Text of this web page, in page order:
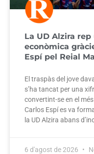
La UD Alzira
econòmica
Espí pel Reial
El traspàs del jove
s’ha tancat per una
convertint-se en el
Carlos Espí es va
la UD Alzira abans
6 d'agost de 2026